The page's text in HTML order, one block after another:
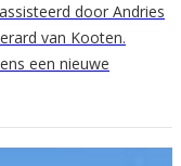
door Andries
van Kooten.
een nieuwe